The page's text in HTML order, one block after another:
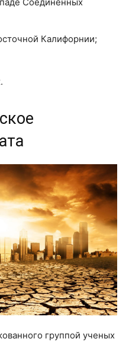
Калифорнии;
группой ученых